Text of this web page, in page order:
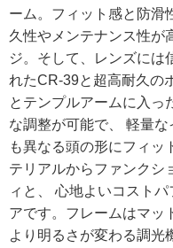
ーム。フィット感と防滑
久性やメンテナンス性が
ジ。そして、レンズには
れたCR-39と超高耐久の
とテンプルアームに入っ
な調整が可能で、 軽量
も異なる頭の形にフィッ
テリアルからファンクシ
ィと、 心地よいコスト
アです。フレームはマッ
より明るさが変わる調光